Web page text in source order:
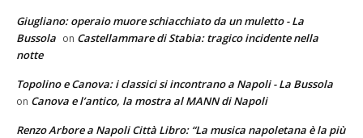
Giugliano: operaio muore schiacchiato da un muletto - La
Bussola on Castellammare di Stabia: tragico incidente nella
notte
Topolino e Canova: i classici si incontrano a Napoli - La Bussola
on Canova e l’antico, la mostra al MANN di Napoli
Renzo Arbore a Napoli Città Libro: “La musica napoletana è la più